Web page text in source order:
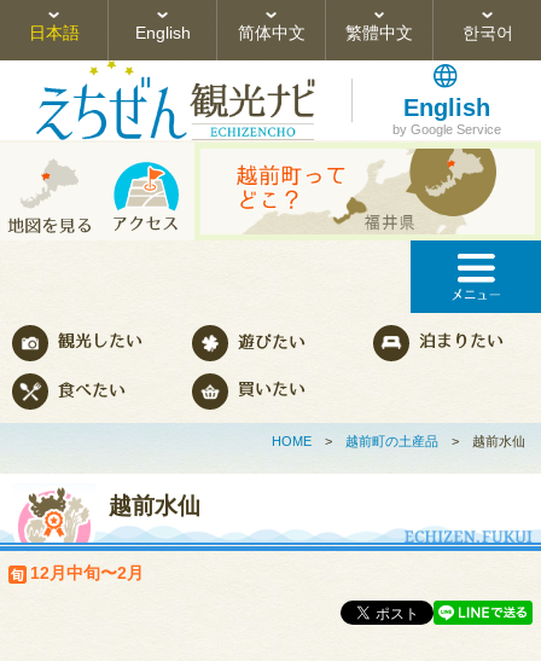
日本語 English 简体中文 繁體中文 한국어
English
by Google Service
HOME> 越前町の土産品> 越前水仙
越前水仙
12月中旬〜2月